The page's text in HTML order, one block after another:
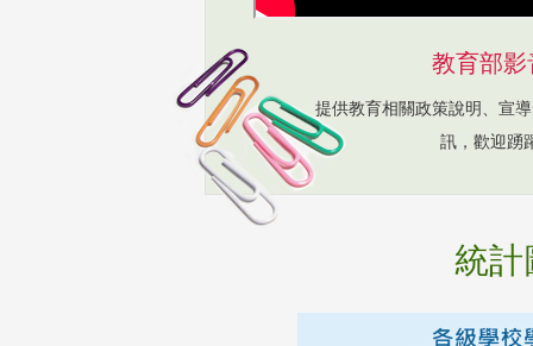
教育部影
提供教育相關政策說明、宣
訊，歡迎踴
統計